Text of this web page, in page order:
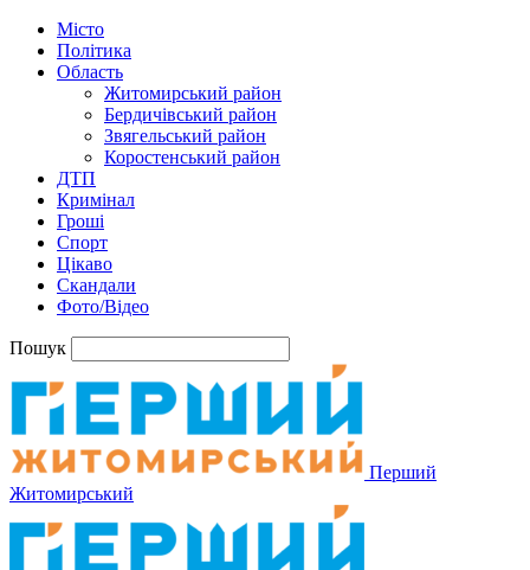
Місто
Політика
Область
Житомирський район
Бердичівський район
Звягельський район
Коростенський район
ДТП
Кримінал
Гроші
Спорт
Цікаво
Скандали
Фото/Відео
Пошук
Перший
Житомирський